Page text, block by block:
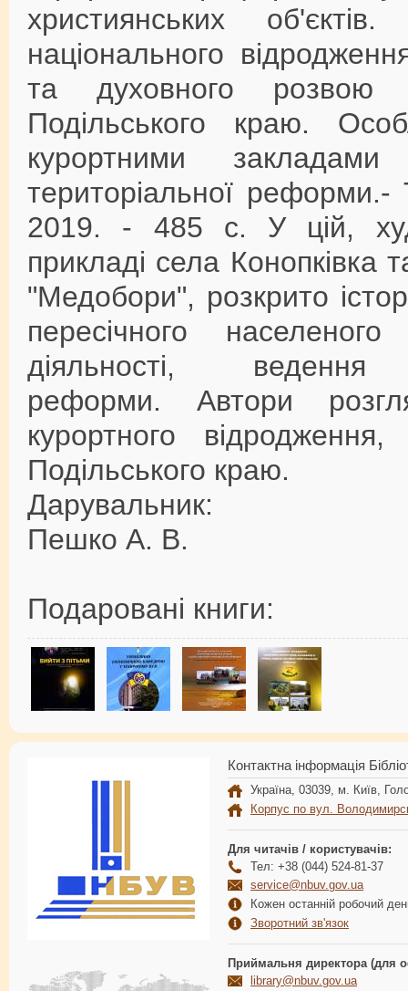
християнських
національного
та духовного розвою
Подільського краю.
курортними
територіальної
2019. - 485 с. У цій,
прикладі села Конопківка
"Медобори", розкрито
пересічного
діяльності, ведення
реформи. Автори
курортного
Подільського краю.
Дарувальник:
Пешко А. В.
Подаровані книги:
Контактна інформація
Україна, 03039, м. Київ,
Корпус по вул.
Для читачів / користувачів:
Тел: +38 (044) 524-81-37
service@nbuv.gov.ua
Кожен останній робочий
Зворотний зв'язок
Приймальня директора (для
library@nbuv.gov.ua